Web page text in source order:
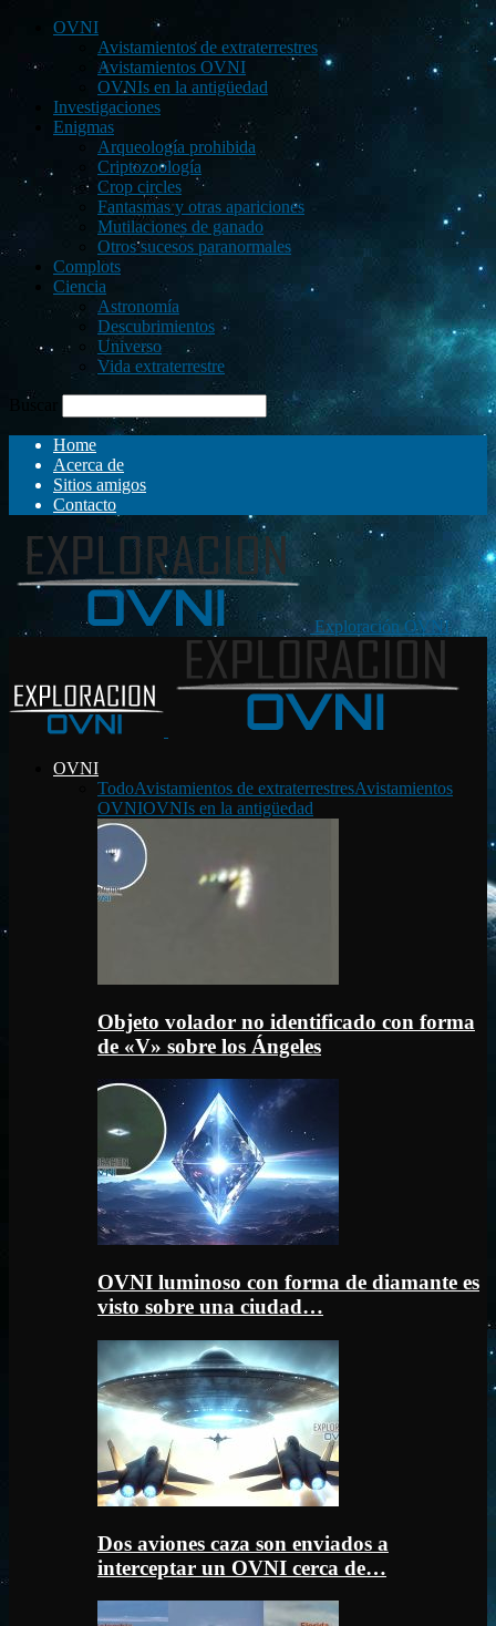
OVNI
Avistamientos de extraterrestres
Avistamientos OVNI
OVNIs en la antigüedad
Investigaciones
Enigmas
Arqueología prohibida
Criptozoología
Crop circles
Fantasmas y otras apariciones
Mutilaciones de ganado
Otros sucesos paranormales
Complots
Ciencia
Astronomía
Descubrimientos
Universo
Vida extraterrestre
Buscar
Home
Acerca de
Sitios amigos
Contacto
Exploración OVNI
OVNI
TodoAvistamientos de extraterrestresAvistamientos
OVNIOVNIs en la antigüedad
Objeto volador no identificado con forma
de «V» sobre los Ángeles
OVNI luminoso con forma de diamante es
visto sobre una ciudad…
Dos aviones caza son enviados a
interceptar un OVNI cerca de…